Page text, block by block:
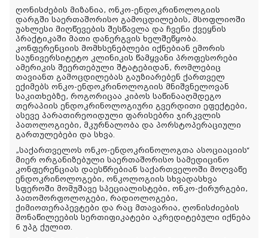
ღონისძების მიზანია, ონკო-ენდოკრინოლოგიის
დარგში საერთაშორისო გამოცდილების, მსოფლიოში
უახლესი მიღწევების შესწავლა და ჩვენი ქვეყნის
პრაქტიკაში მათი დანერგვის ხელშეწყობა.
კონფერენციის მომხსენებლები იქნებიან ემორის
საუნივერსიტეტო კლინიკის წამყვანი პროფესორები
ამერიკის შეერთებული შტატებიდან, რომლებიც
თავიანთ გამოცდილებას გაუზიარებენ ქართველ
ექიმებს ონკო-ენდოკრინოლოგიის მნიშვნელოვან
საკითხებზე, როგორიცაა კიბოს საწინააღმდეგო
თერაპიის ენდოკრინოლოგიური გვერდითი ეფექტები,
ასევე პარათირეოიდული ფარისებრი ჯირკვლის
პათოლოგიები, მკურნალობა და პორსტოპერაციული
გართულებები და სხვა.
„საქართველოს ონკო-ენდოკრინოლოგთა ასოციაციის“
მიერ ორგანიზებული საერთაშორისო სამედიცინო
კონფერენციას დაესწრებიან საქართველოში მოღვაწე
ენდოკრინოლოგები, ონკოლოგიის სხვადასხვა
სფეროში მომუშავე სპეციალისტები, ონკო-ქირურგები,
პათომორფოლოგები, რადიოლოგები,
ქიმიოთერაპევტები და რაც მთავარია, ღონისძიების
მონაწილეების სერთიფიკატები აკრედიტებული იქნება
6 უპგ ქულით.